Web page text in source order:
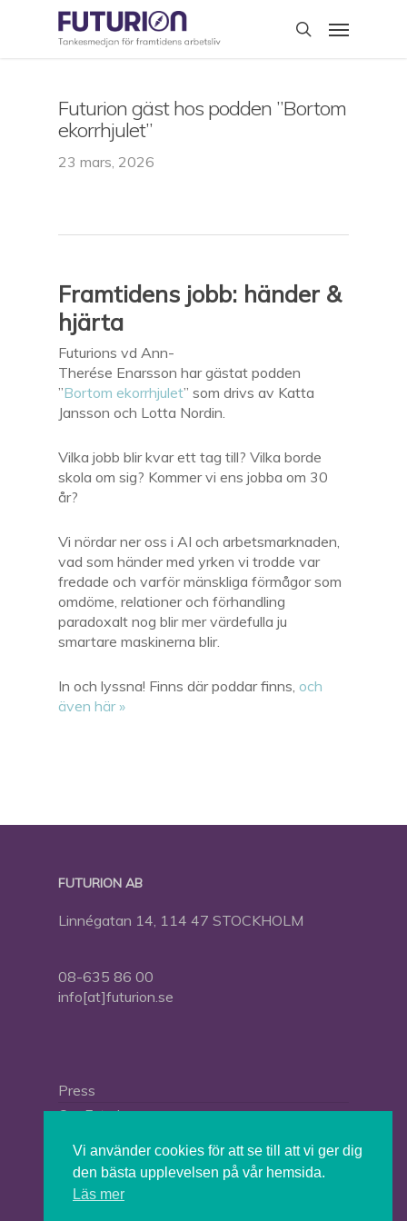
search
Menu
Futurion gäst hos podden ”Bortom
ekorrhjulet”
23 mars, 2026
Framtidens jobb: händer &
hjärta
Futurions vd Ann-
Therése Enarsson har gästat podden
”Bortom ekorrhjulet” som drivs av Katta
Jansson och Lotta Nordin.
Vilka jobb blir kvar ett tag till? Vilka borde
skola om sig? Kommer vi ens jobba om 30
år?
Vi nördar ner oss i AI och arbetsmarknaden,
vad som händer med yrken vi trodde var
fredade och varför mänskliga förmågor som
omdöme, relationer och förhandling
paradoxalt nog blir mer värdefulla ju
smartare maskinerna blir.
In och lyssna! Finns där poddar finns, och
även här »
FUTURION AB
Linnégatan 14, 114 47 STOCKHOLM
08-635 86 00
info[at]futurion.se
Press
Om Futurion
Vi använder cookies för att se till att vi ger dig
den bästa upplevelsen på vår hemsida.
Läs mer